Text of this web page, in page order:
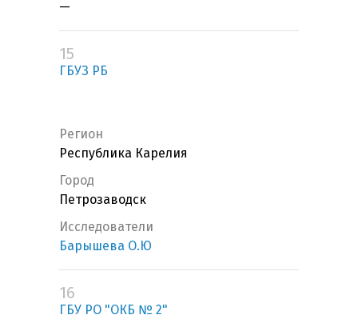
—
15
ГБУЗ РБ
Регион
Республика Карелия
Город
Петрозаводск
Исследователи
Барышева О.Ю
16
ГБУ РО "ОКБ № 2"